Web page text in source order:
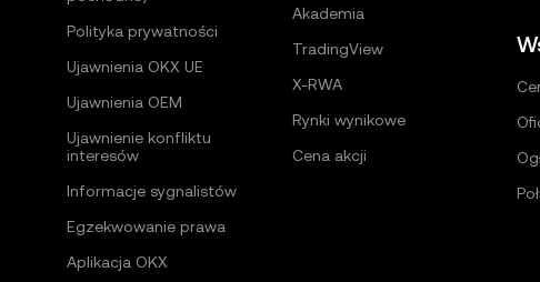
Polityka prywatności
Ujawnienia OKX UE
Ujawnienia OEM
Ujawnienie konfliktu
interesów
Informacje sygnalistów
Egzekwowanie prawa
Aplikacja OKX
Akademia
TradingView
X-RWA
Rynki wynikowe
Cena akcji